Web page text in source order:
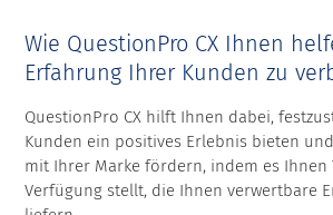
Wie QuestionPro CX Ihnen
Erfahrung Ihrer Kunden zu
QuestionPro CX hilft Ihnen dabei,
Kunden ein positives Erlebnis bieten
mit Ihrer Marke fördern, indem es Ihnen
Verfügung stellt, die Ihnen verwertbare